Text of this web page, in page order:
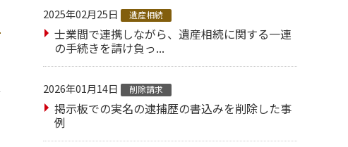
2025年02月25日 遺産相続
士業間で連携しながら、遺産相続に関する一連
の手続きを請け負っ...
2026年01月14日 削除請求
掲示板での実名の逮捕歴の書込みを削除した事
例